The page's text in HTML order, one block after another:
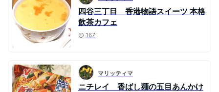
四谷三丁目 香港物語スイーツ 本格
飲茶カフェ
167
マリッティマ
ニチレイ 香ばし麺の五目あんかけ